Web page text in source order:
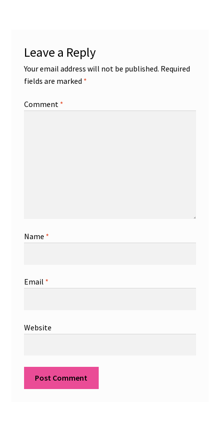
Leave a Reply
Your email address will not be published. Required
fields are marked *
Comment *
Name *
Email *
Website